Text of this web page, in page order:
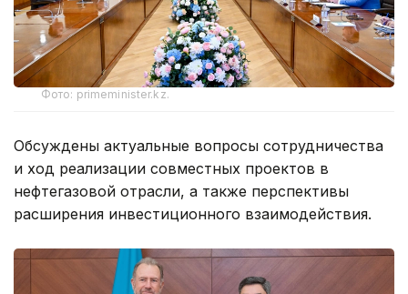
Фото: primeminister.kz.
Обсуждены актуальные вопросы сотрудничества
и ход реализации совместных проектов в
нефтегазовой отрасли, а также перспективы
расширения инвестиционного взаимодействия.